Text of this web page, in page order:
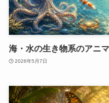
海・水の生き物系のアニ
2026年5月7日